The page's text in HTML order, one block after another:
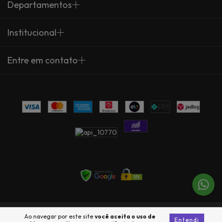
Ao navegar por este site você aceita o uso de
Entendi
Departamentos
Institucional
Entre em contato
Copyright Arte Própria - 23735360000137 - 2026. Todos os direitos